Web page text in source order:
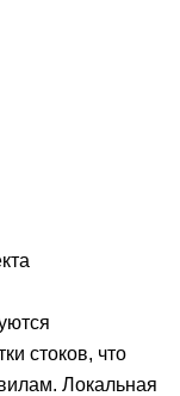
стоков, что
Локальная